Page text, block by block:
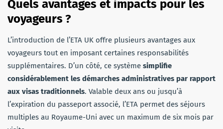
Quels avantages et impacts pour les
voyageurs ?
L’introduction de l’ETA UK offre plusieurs avantages aux
voyageurs tout en imposant certaines responsabilités
supplémentaires. D’un côté, ce système simplifie
considérablement les démarches administratives par rapport
aux visas traditionnels. Valable deux ans ou jusqu’à
l’expiration du passeport associé, l’ETA permet des séjours
multiples au Royaume-Uni avec un maximum de six mois par